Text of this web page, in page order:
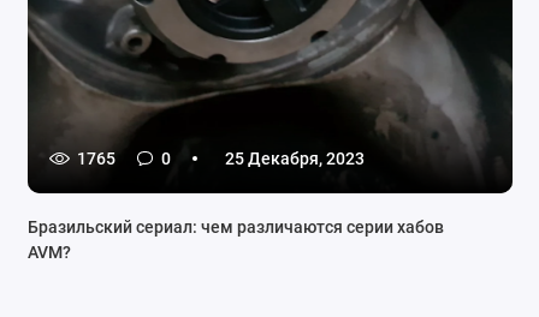
1765 0 25 Декабря, 2023
Бразильский сериал: чем различаются серии хабов
AVM?